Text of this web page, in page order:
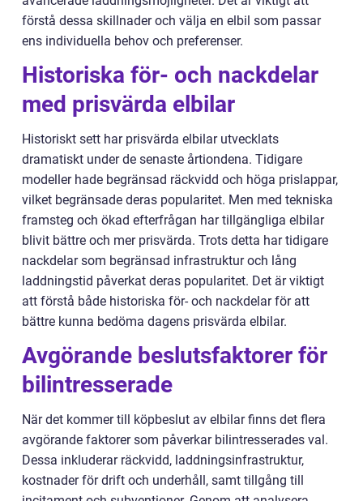
förstå dessa skillnader och välja en elbil som passar
ens individuella behov och preferenser.
Historiska för- och nackdelar
med prisvärda elbilar
Historiskt sett har prisvärda elbilar utvecklats
dramatiskt under de senaste årtiondena. Tidigare
modeller hade begränsad räckvidd och höga prislappar,
vilket begränsade deras popularitet. Men med tekniska
framsteg och ökad efterfrågan har tillgängliga elbilar
blivit bättre och mer prisvärda. Trots detta har tidigare
nackdelar som begränsad infrastruktur och lång
laddningstid påverkat deras popularitet. Det är viktigt
att förstå både historiska för- och nackdelar för att
bättre kunna bedöma dagens prisvärda elbilar.
Avgörande beslutsfaktorer för
bilintresserade
När det kommer till köpbeslut av elbilar finns det flera
avgörande faktorer som påverkar bilintresserades val.
Dessa inkluderar räckvidd, laddningsinfrastruktur,
kostnader för drift och underhåll, samt tillgång till